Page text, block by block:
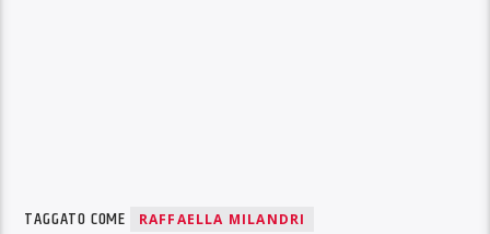
TAGGATO COME RAFFAELLA MILANDRI